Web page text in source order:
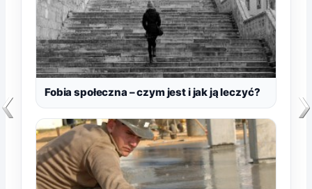
Fobia społeczna – czym jest i jak ją leczyć?